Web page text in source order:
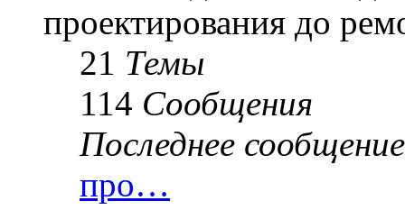
проектирования до
21 Темы
114 Сообщения
Последнее сообщение
про…